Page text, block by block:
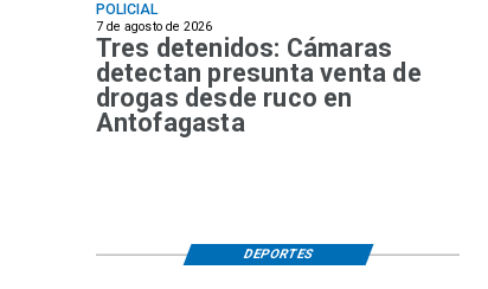
POLICIAL
7 de agosto de 2026
Tres detenidos: Cámaras
detectan presunta venta de
drogas desde ruco en
Antofagasta
DEPORTES